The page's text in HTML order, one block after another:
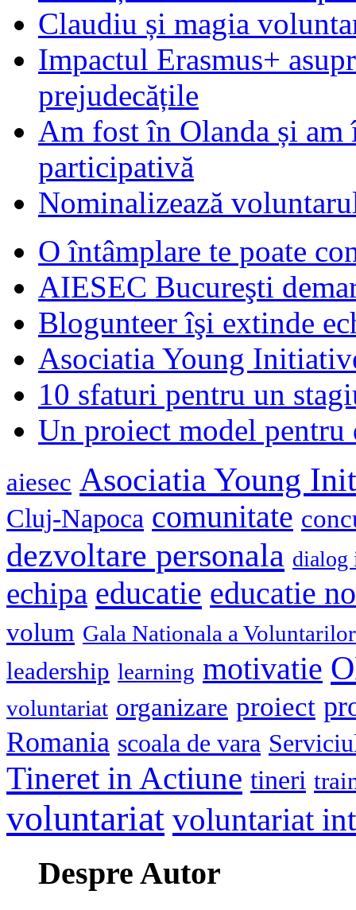
Claudiu și magia
Impactul Erasmus+
prejudecățile
Am fost în Olanda și am
participativă
Nominalizează
O întâmplare te poate
AIESEC Bucureşti
Blogunteer îşi extinde
Asociatia Young
10 sfaturi pentru un
Un proiect model
aiesec Asociatia Young
Cluj-Napoca comunitate
dezvoltare personala dialog
echipa educatie educatie
volum Gala Nationala a Voluntarilor
leadership learning motivatie
voluntariat organizare proiect
Romania scoala de vara
Tineret in Actiune tineri
voluntariat voluntariat
Despre Autor